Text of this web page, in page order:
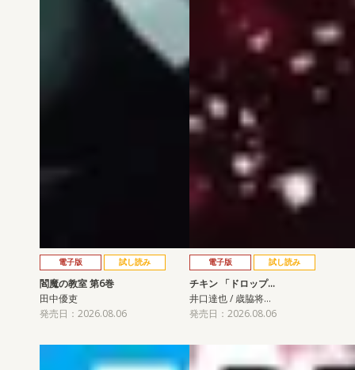
電子版 試し読み
閻魔の教室 第6巻
田中優吏
発売日：2026.08.06
電子版 試し読み
チキン 「ドロップ…
井口達也 / 歳脇将…
発売日：2026.08.06